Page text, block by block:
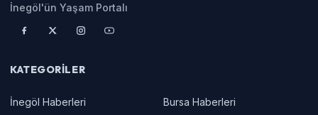
İnegöl'ün Yaşam Portalı
KATEGORILER
İnegöl Haberleri
Bursa Haberleri